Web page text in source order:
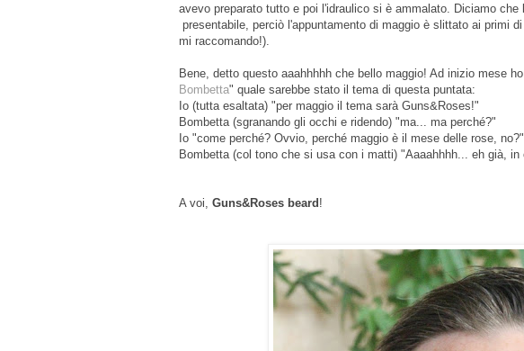
avevo preparato tutto e poi l'idraulico si è ammalato. Diciamo
presentabile, perciò l'appuntamento di maggio è slittato ai primi
mi raccomando!).
Bene, detto questo aaahhhhh che bello maggio! Ad inizio mese
Bombetta" quale sarebbe stato il tema di questa puntata:
Io (tutta esaltata) "per maggio il tema sarà Guns&Roses!"
Bombetta (sgranando gli occhi e ridendo) "ma... ma perché?"
Io "come perché? Ovvio, perché maggio è il mese delle rose, no?"
Bombetta (col tono che si usa con i matti) "Aaaahhhh... eh già, in
A voi, Guns&Roses beard!